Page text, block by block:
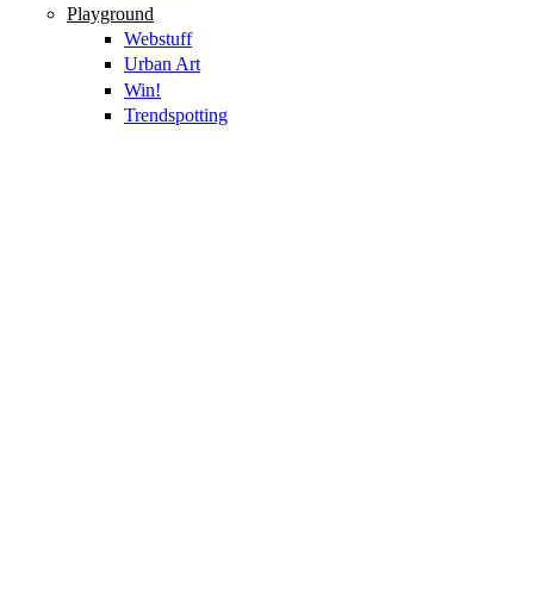
Playground
Webstuff
Urban Art
Win!
Trendspotting